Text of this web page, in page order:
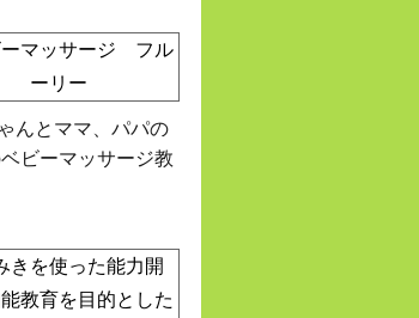
んとママ、パパの
ビーマッサージ教